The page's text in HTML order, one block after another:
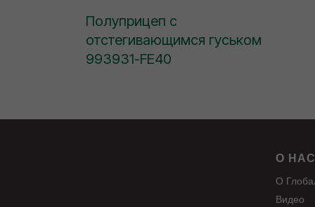
Полуприцеп с
отстегивающимся гуськом
993931-FE40
О НАС
О
Видео